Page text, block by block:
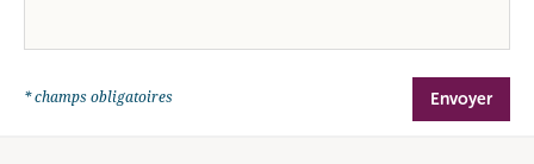
* champs obligatoires